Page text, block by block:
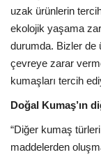
uzak ürünlerin
ekolojik yaşama
durumda. Bizler de
çevreye zarar
kumaşları tercih
Doğal Kumaş’ın
“Diğer kumaş
maddelerden